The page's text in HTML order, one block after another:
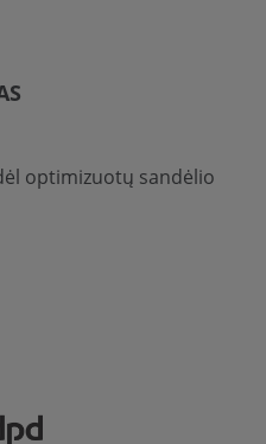
optimizuotų sandėlio